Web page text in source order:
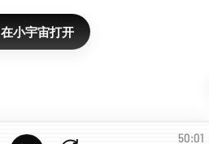
在小宇宙打开
50:01